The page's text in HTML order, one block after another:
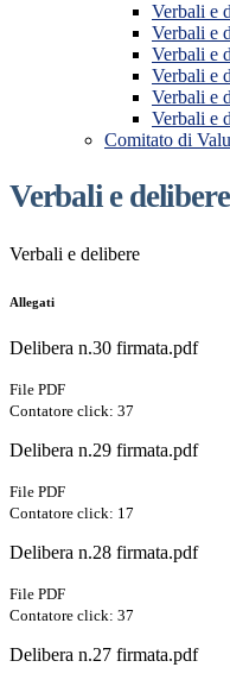
Verbali e
Verbali e
Verbali e
Verbali e
Verbali e
Verbali e
Comitato di
Verbali e
Verbali e delibere
Allegati
Delibera n.30 firmata.pdf
File PDF
Contatore click: 37
Delibera n.29 firmata.pdf
File PDF
Contatore click: 17
Delibera n.28 firmata.pdf
File PDF
Contatore click: 37
Delibera n.27 firmata.pdf